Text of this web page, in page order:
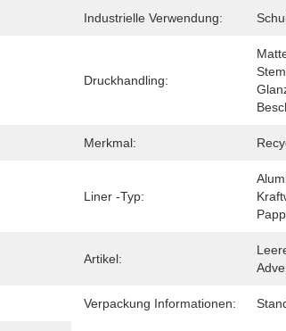
Industrielle Verwendung:
Druckhandling:
Merkmal:
Liner -Typ:
Artikel:
Verpackung Informationen: